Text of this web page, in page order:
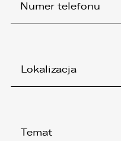
Lokalizacja
Temat
przetwarzane w
organizacji